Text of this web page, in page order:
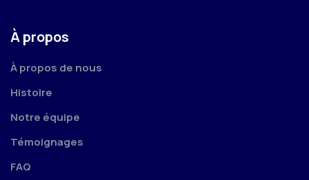
À propos
À propos de nous
Histoire
Notre équipe
Témoignages
FAQ